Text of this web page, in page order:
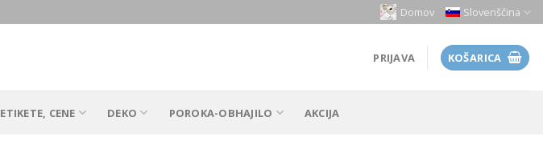
Domov Slovenščina
PRIJAVA KOŠARICA
ETIKETE, CENE DEKO POROKA-OBHAJILO AKCIJA